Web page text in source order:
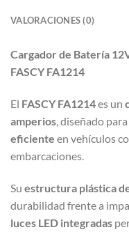
VALORACIONES (0)
Cargador de Batería
FASCY FA1214
El FASCY FA1214es un
amperios, diseñado
eficiente en vehículos
embarcaciones.
Su estructura plástica
durabilidad frente a
luces LED integradas